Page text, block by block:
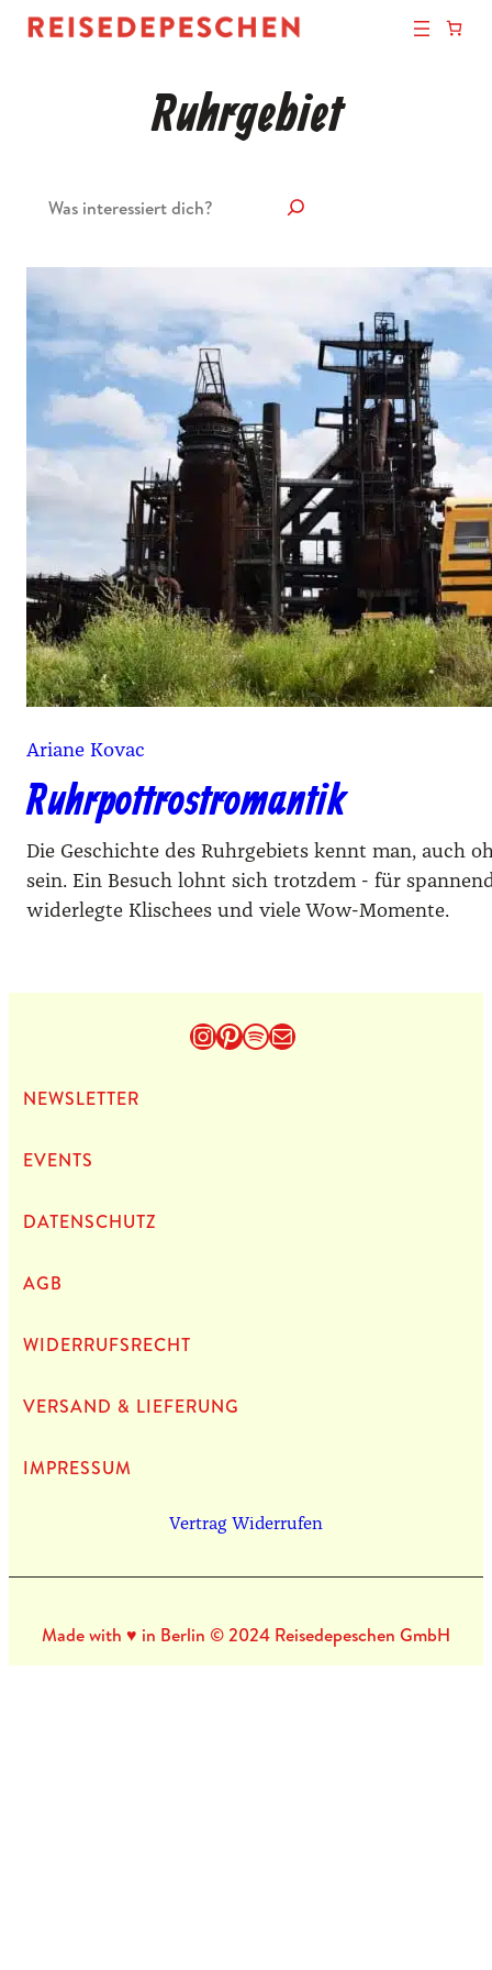
Ruhrgebiet
Ariane Kovac
Ruhrpottrostromantik
Die Geschichte des Ruhrgebiets kennt man, auch
sein. Ein Besuch lohnt sich trotzdem - für
widerlegte Klischees und viele Wow-Momente.
Instagram
Pinterest
Spotify
E-Mail
NEWS­LET­TER
EVENTS
DATEN­SCHUTZ
AGB
WIDERRUFSRECHT
VERSAND & LIEFERUNG
IMPRES­SUM
Vertrag Widerrufen
Made with ♥ in Berlin © 2024 Reisedepeschen GmbH